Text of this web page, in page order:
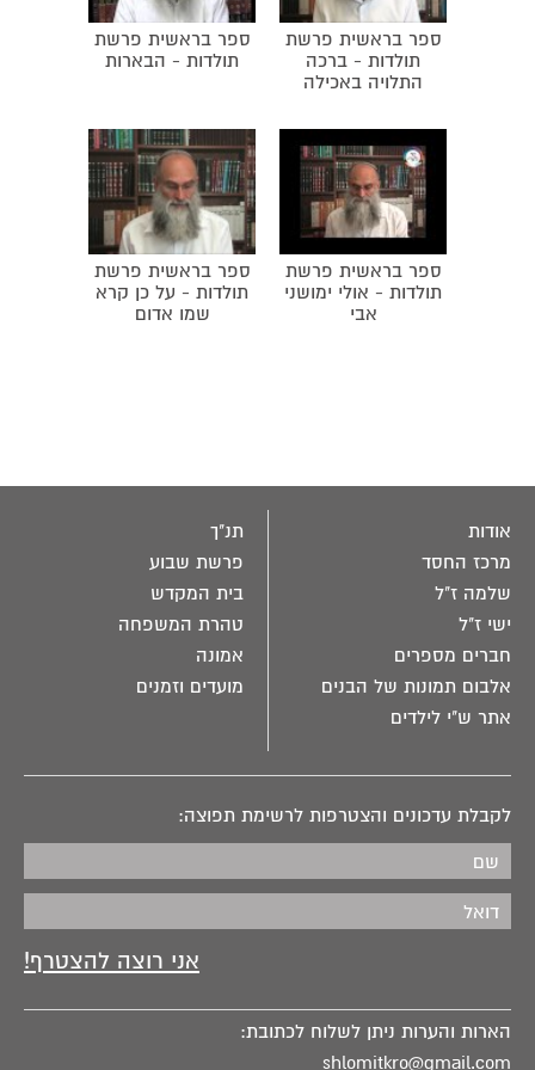
ספר בראשית פרשת
תולדות - ברכה
התלויה באכילה
ספר בראשית פרשת
תולדות - הבארות
ספר בראשית פרשת
תולדות - אולי ימושני
אבי
ספר בראשית פרשת
תולדות - על כן קרא
שמו אדום
אודות
מרכז החסד
שלמה ז"ל
ישי ז"ל
חברים מספרים
אלבום תמונות של הבנים
אתר ש"י לילדים
תנ"ך
פרשת שבוע
בית המקדש
טהרת המשפחה
אמונה
מועדים וזמנים
לקבלת עדכונים והצטרפות לרשימת תפוצה:
הארות והערות ניתן לשלוח לכתובת:
shlomitkro@gmail.com